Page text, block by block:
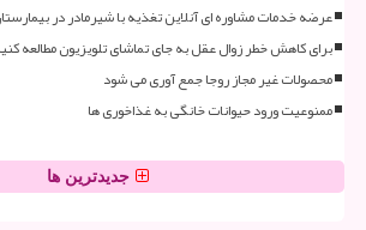
عرضه خدمات مشاوره ای آنلاین تغذیه با شیرمادر در
برای کاهش خطر زوال عقل به جای تماشای تلویزیون مطالعه
محصولات غیر مجاز روجا جمع آوری می شود
ممنوعیت ورود حیوانات خانگی به غذاخوری ها
جدیدترین ها